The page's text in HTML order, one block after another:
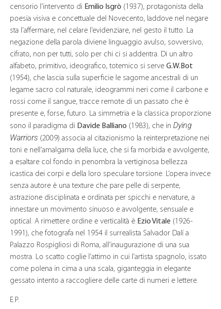
censorio l’intervento di Emilio Isgrò (1937), protagonista della
poesia visiva e concettuale del Novecento, laddove nel negare
sta l’affermare, nel celare l’evidenziare, nel gesto il tutto. La
negazione della parola diviene linguaggio avulso, sovversivo,
cifrato, non per tutti, solo per chi ci si addentra. Di un altro
alfabeto, primitivo, ideografico, totemico si serve G.W.Bot
(1954), che lascia sulla superficie le sagome ancestrali di un
legame sacro col naturale, ideogrammi neri come il carbone e
rossi come il sangue, tracce remote di un passato che è
presente e, forse, futuro. La simmetria e la classica proporzione
sono il paradigma di Davide Balliano (1983), che in Dying
Warriors (2009) associa al citazionismo la reinterpretazione nei
toni e nell’amalgama della luce, che si fa morbida e avvolgente,
a esaltare col fondo in penombra la vertiginosa bellezza
icastica dei corpi e della loro speculare torsione. L’opera invece
senza autore è una texture che pare pelle di serpente,
astrazione disciplinata e ordinata per spicchi e nervature, a
innestare un movimento sinuoso e avvolgente, sensuale e
optical. A rimettere ordine e verticalità è Ezio Vitale (1926-
1991), che fotografa nel 1954 il surrealista Salvador Dalí a
Palazzo Rospigliosi di Roma, all’inaugurazione di una sua
mostra. Lo scatto coglie l’attimo in cui l’artista spagnolo, issato
come polena in cima a una scala, giganteggia in elegante
gessato intento a raccogliere delle carte di numeri e lettere.
E.P.